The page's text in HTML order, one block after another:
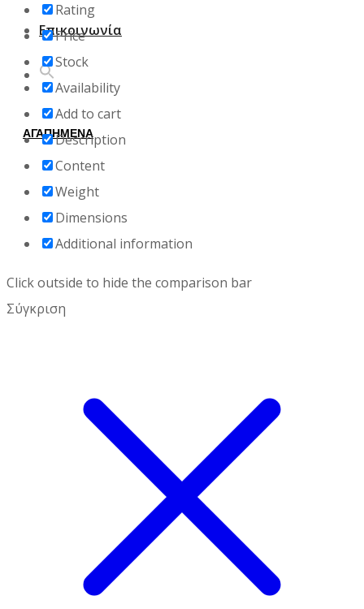
Επικοινωνία
ΑΓΑΠΗΜΕΝΑ
Rating
Price
Stock
Availability
Add to cart
Description
Content
Weight
Dimensions
Additional information
Click outside to hide the comparison bar
Σύγκριση